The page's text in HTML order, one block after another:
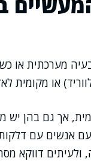
מערכתית או
או מקומית
אך גם בהן יש
אנשים עם
דווקא